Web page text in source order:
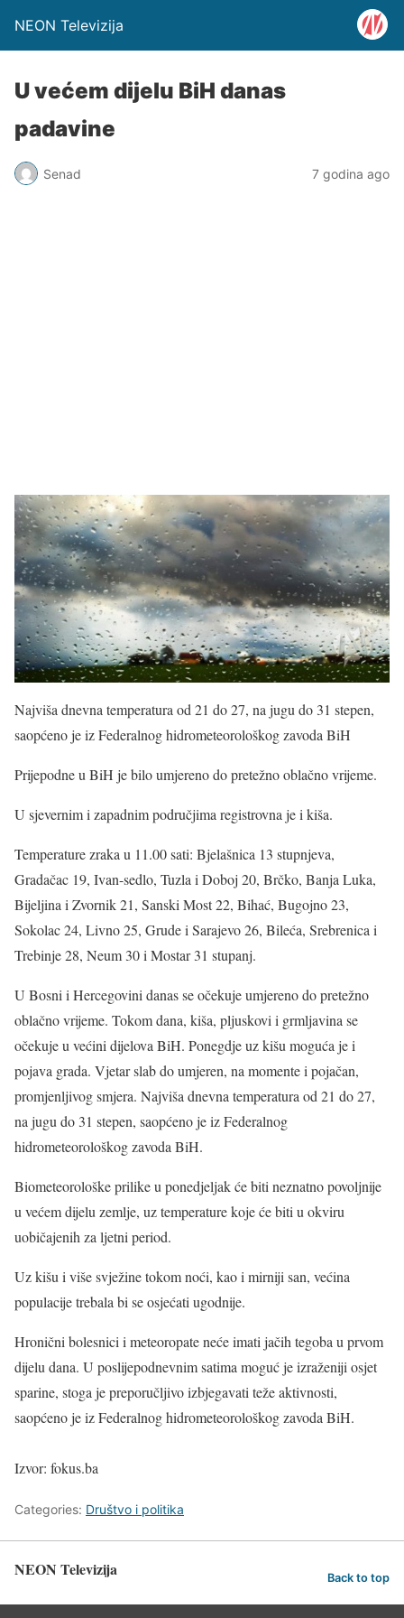
NEON Televizija
U većem dijelu BiH danas
padavine
Senad 7 godina ago
Najviša dnevna temperatura od 21 do 27, na jugu do 31 stepen,
saopćeno je iz Federalnog hidrometeorološkog zavoda BiH
Prijepodne u BiH je bilo umjereno do pretežno oblačno vrijeme.
U sjevernim i zapadnim područjima registrovna je i kiša.
Temperature zraka u 11.00 sati: Bjelašnica 13 stupnjeva,
Gradačac 19, Ivan-sedlo, Tuzla i Doboj 20, Brčko, Banja Luka,
Bijeljina i Zvornik 21, Sanski Most 22, Bihać, Bugojno 23,
Sokolac 24, Livno 25, Grude i Sarajevo 26, Bileća, Srebrenica i
Trebinje 28, Neum 30 i Mostar 31 stupanj.
U Bosni i Hercegovini danas se očekuje umjereno do pretežno
oblačno vrijeme. Tokom dana, kiša, pljuskovi i grmljavina se
očekuje u većini dijelova BiH. Ponegdje uz kišu moguća je i
pojava grada. Vjetar slab do umjeren, na momente i pojačan,
promjenljivog smjera. Najviša dnevna temperatura od 21 do 27,
na jugu do 31 stepen, saopćeno je iz Federalnog
hidrometeorološkog zavoda BiH.
Biometeorološke prilike u ponedjeljak će biti neznatno povoljnije
u većem dijelu zemlje, uz temperature koje će biti u okviru
uobičajenih za ljetni period.
Uz kišu i više svježine tokom noći, kao i mirniji san, većina
populacije trebala bi se osjećati ugodnije.
Hronični bolesnici i meteoropate neće imati jačih tegoba u prvom
dijelu dana. U poslijepodnevnim satima moguć je izraženiji osjet
sparine, stoga je preporučljivo izbjegavati teže aktivnosti,
saopćeno je iz Federalnog hidrometeorološkog zavoda BiH.
Izvor: fokus.ba
Categories: Društvo i politika
NEON Televizija Back to top